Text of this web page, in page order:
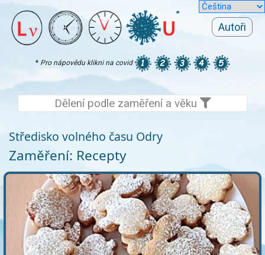
Autoři
* Pro nápovědu klikni na covid
Dělení podle zaměření a věku
Středisko volného času Odry
Zaměření: Recepty